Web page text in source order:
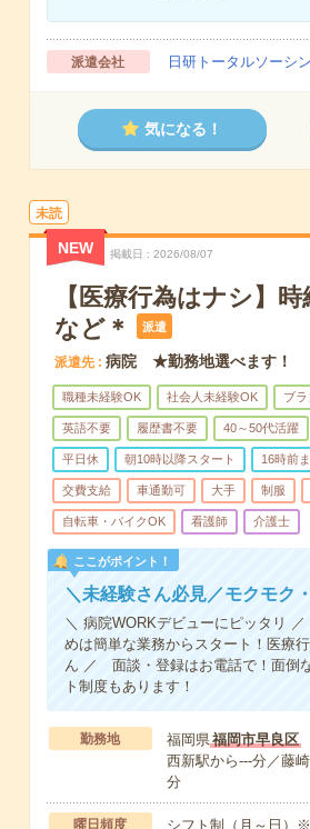
派遣会社 日研トータルソーシ
気になる！
未読
NEW 掲載日 2026/08/07
【医療行為はナシ】
など＊
派遣
派遣先 病院 ★勤務地選べます！
職種未経験OK 社会人未経験OK ブ
英語不要 履歴書不要 40～50代活躍
平日休 朝10時以降スタート 16時前
交費支給 車通勤可 大手 制服
自転車・バイクOK 看護師 介護士
ここがポイント！
＼未経験さん必見／モクモク
＼ 病院WORKデビューにピッタリ
めは簡単な業務からスタート！医療
ん ／ 面談・登録はお電話で！面倒
ト制度もあります！
勤務地 福岡県 福岡市早良区
西新駅から---分／藤
分
曜日頻度 シフト制（月～日）